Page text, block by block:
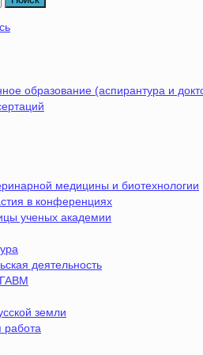
образование (аспирантура и
медицины и биотехнологии
в конференциях
ученых академии
деятельность
земли
работа